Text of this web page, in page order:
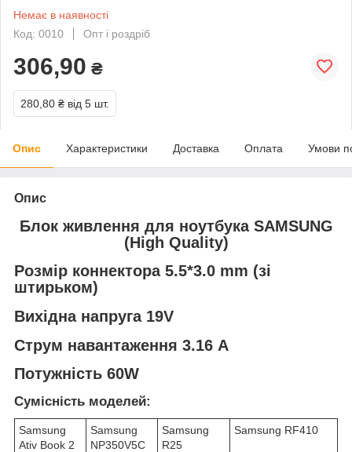
Немає в наявності
Код: 0010
Опт і роздріб
306,90 ₴
280,80 ₴ від 5 шт.
Опис Характеристики Доставка Оплата Умови
Опис
Блок живлення для ноутбука SAMSUNG
(High Quality)
Розмір коннектора 5.5*3.0 mm (зі
штирьком)
Вихідна напруга 19V
Струм навантаження 3.16 А
Потужність 60W
Сумісність моделей:
Samsung
Ativ Book 2
Samsung
NP350V5C
Samsung
R25
Samsung RF410